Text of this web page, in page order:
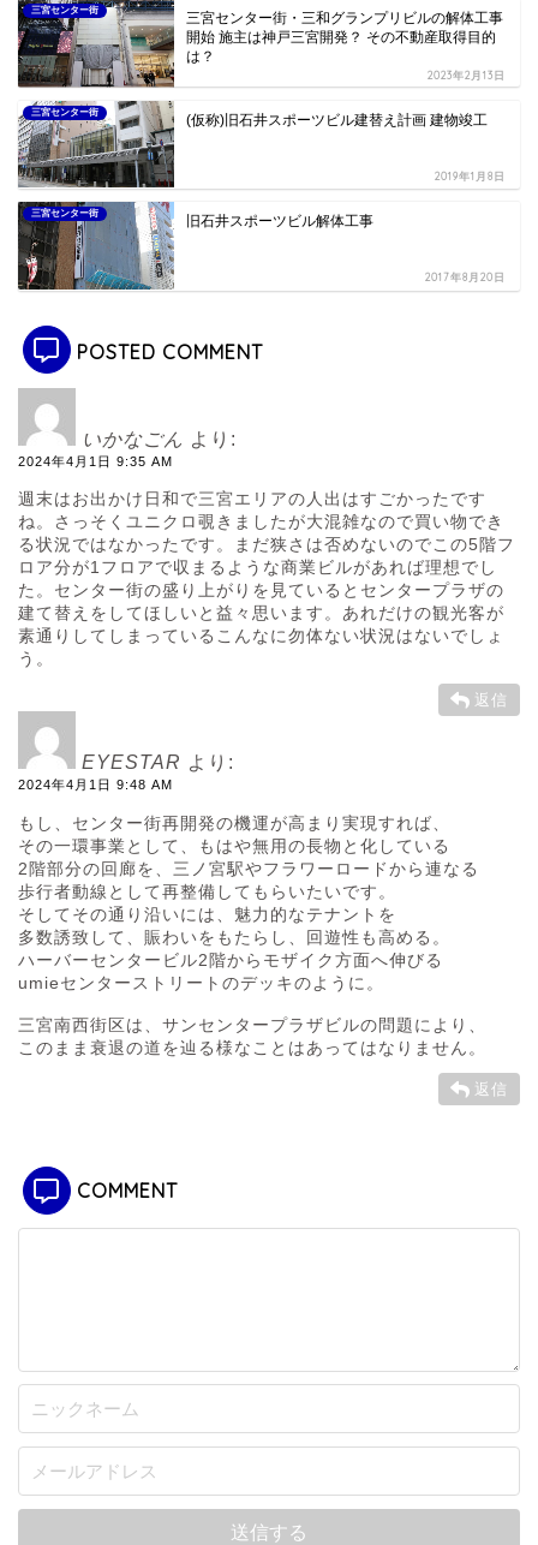
三宮センター街
三宮センター街・三和グランプリビルの解体工事
開始 施主は神戸三宮開発？ その不動産取得目的
は？
2023年2月13日
三宮センター街 (仮称)旧石井スポーツビル建替え計画 建物竣工
2019年1月8日
三宮センター街 旧石井スポーツビル解体工事
2017年8月20日
POSTED COMMENT
いかなごん より:
2024年4月1日 9:35 AM
週末はお出かけ日和で三宮エリアの人出はすごかったです
ね。さっそくユニクロ覗きましたが大混雑なので買い物でき
る状況ではなかったです。まだ狭さは否めないのでこの5階フ
ロア分が1フロアで収まるような商業ビルがあれば理想でし
た。センター街の盛り上がりを見ているとセンタープラザの
建て替えをしてほしいと益々思います。あれだけの観光客が
素通りしてしまっているこんなに勿体ない状況はないでしょ
う。
返信
EYESTAR より:
2024年4月1日 9:48 AM
もし、センター街再開発の機運が高まり実現すれば、
その一環事業として、もはや無用の長物と化している
2階部分の回廊を、三ノ宮駅やフラワーロードから連なる
歩行者動線として再整備してもらいたいです。
そしてその通り沿いには、魅力的なテナントを
多数誘致して、賑わいをもたらし、回遊性も高める。
ハーバーセンタービル2階からモザイク方面へ伸びる
umieセンターストリートのデッキのように。
三宮南西街区は、サンセンタープラザビルの問題により、
このまま衰退の道を辿る様なことはあってはなりません。
返信
COMMENT